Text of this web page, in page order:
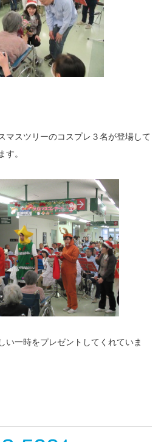
マスツリーのコスプレ３名が登場して
す。
い一時をプレゼントしてくれていま